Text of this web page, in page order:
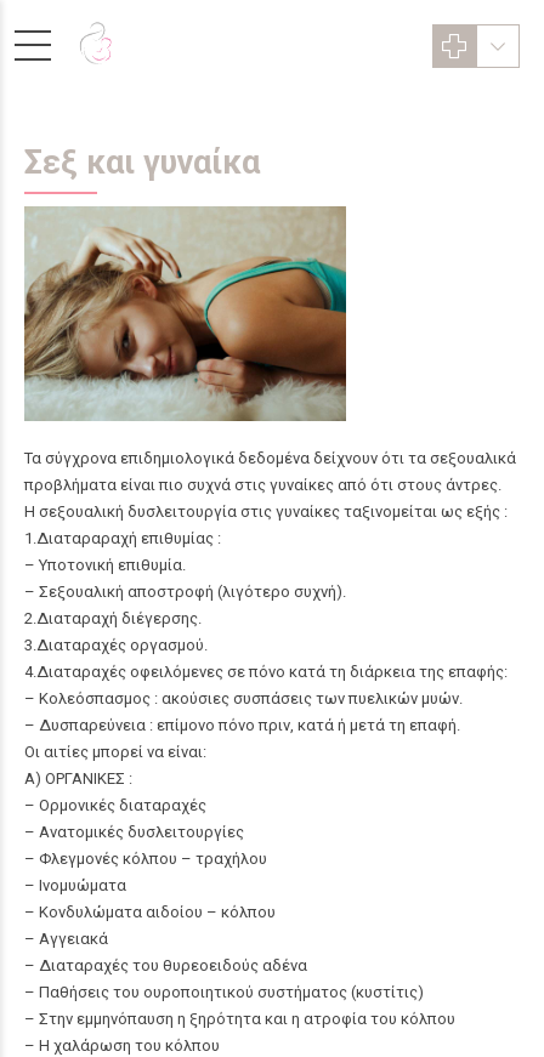
Σεξ και γυναίκα
Τα σύγχρονα επιδημιολογικά δεδομένα δείχνουν ότι τα σεξουαλικά
προβλήματα είναι πιο συχνά στις γυναίκες από ότι στους άντρες.
Η σεξουαλική δυσλειτουργία στις γυναίκες ταξινομείται ως εξής :
1.Διαταραραχή επιθυμίας :
– Υποτονική επιθυμία.
– Σεξουαλική αποστροφή (λιγότερο συχνή).
2.Διαταραχή διέγερσης.
3.Διαταραχές οργασμού.
4.Διαταραχές οφειλόμενες σε πόνο κατά τη διάρκεια της επαφής:
– Κολεόσπασμος : ακούσιες συσπάσεις των πυελικών μυών.
– Δυσπαρεύνεια : επίμονο πόνο πριν, κατά ή μετά τη επαφή.
Οι αιτίες μπορεί να είναι:
Α) ΟΡΓΑΝΙΚΕΣ :
– Ορμονικές διαταραχές
– Ανατομικές δυσλειτουργίες
– Φλεγμονές κόλπου – τραχήλου
– Ινομυώματα
– Κονδυλώματα αιδοίου – κόλπου
– Αγγειακά
– Διαταραχές του θυρεοειδούς αδένα
– Παθήσεις του ουροποιητικού συστήματος (κυστίτις)
– Στην εμμηνόπαυση η ξηρότητα και η ατροφία του κόλπου
– Η χαλάρωση του κόλπου